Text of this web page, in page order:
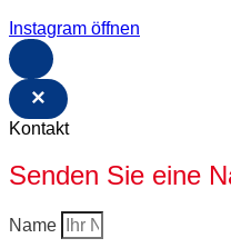
Instagram öffnen
×
Kontakt
Senden Sie eine
Name